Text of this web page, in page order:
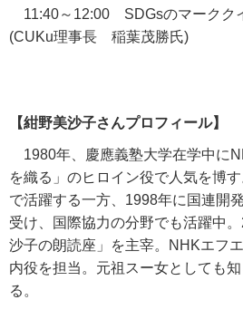
11:40～ 12:00 SDGsのマークク
(CUKu理事長 稲葉茂勝氏)
【紺野美沙子さんプロフィール】
1980年、慶應義塾大学在学中に
を織る」のヒロイン役で人気を博
で活躍する一方、 1998年に国連開
受け、国際協力の分野でも活躍中。
沙子の朗読座」を主宰。
NHKエフ
内役を担当。元祖スー女としても
る。